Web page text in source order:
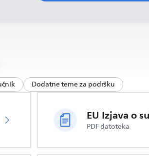
Dodatne teme za podršku
PDF datoteka